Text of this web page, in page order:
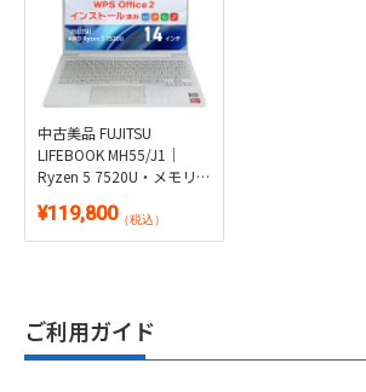
中古美品 FUJITSU
LIFEBOOK MH55/J1｜
Ryzen 5 7520U・メモリ
1.3kg軽量・顔認証｜
Windows 11・WPS Office
¥119,800（税込）
ご利用ガイド